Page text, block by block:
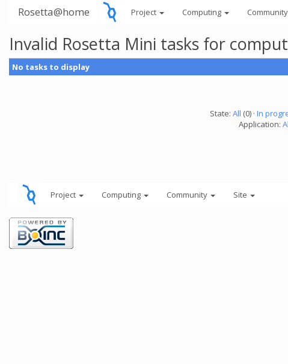
Rosetta@home Project Computing Community
Invalid Rosetta Mini tasks for
No tasks to display
State: All (0) · In
Application:
Project Computing Community Site